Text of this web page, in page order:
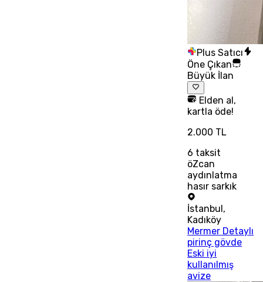
Plus Satıcı
Öne Çıkan
Büyük İlan
Elden al,
kartla öde!
2.000 TL
6 taksit
öZcan
aydınlatma
hasır sarkık
İstanbul,
Kadıköy
Mermer Detaylı
pirinç gövde
Eski iyi
kullanılmış
avize